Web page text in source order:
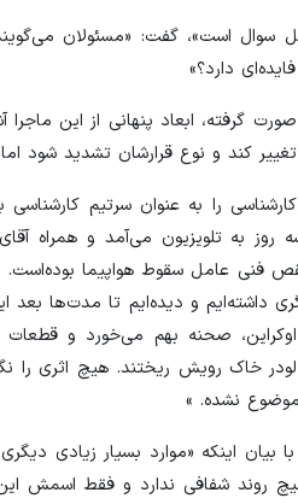
سوال است»، گفت: «مسئولان
دارد؟»
گرفته، ابعاد پنهانی از این
کند و نوع قرارشان تشدید شود
را به عنوان سرتیم کارشناسی
روز به تلویزیون می‌آمد و همراه
فنی عامل سقوط هواپیما
و دیده‌ایم تا مدت‌ها بعد
اوکراین، صحنه بهم می‌خورد و
خاک رویش ریختند. هیچ اثری را
نشده. »
پرواز ۷۵۲ هواپیمایی اوکراین با بیان اینکه
روند شفافی ندارد و فقط اسمش